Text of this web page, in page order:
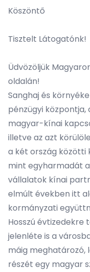
Köszöntő
Tisztelt Látogatónk!
Üdvözöljük
oldalán!
Sanghaj és
pénzügyi
magyar-kínai
illetve az azt
a két ország
mint egyharmadát
vállalatok kínai
elmúlt években itt
kormányzati
Hosszú évtizedekre
jelenléte is a
máig
részét egy magyar